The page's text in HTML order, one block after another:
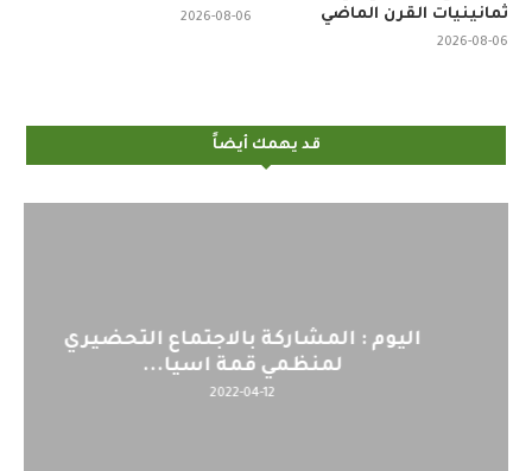
2026-08-06
ثمانينيات القرن الماضي
2026-08-06
قد يهمك أيضاً
اليوم : المشاركة بالاجتماع التحضيري
لمنظمي قمة اسيا...
2022-04-12